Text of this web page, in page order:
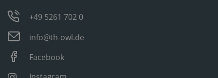
+49 5261 702 0
info@th-owl.de
Facebook